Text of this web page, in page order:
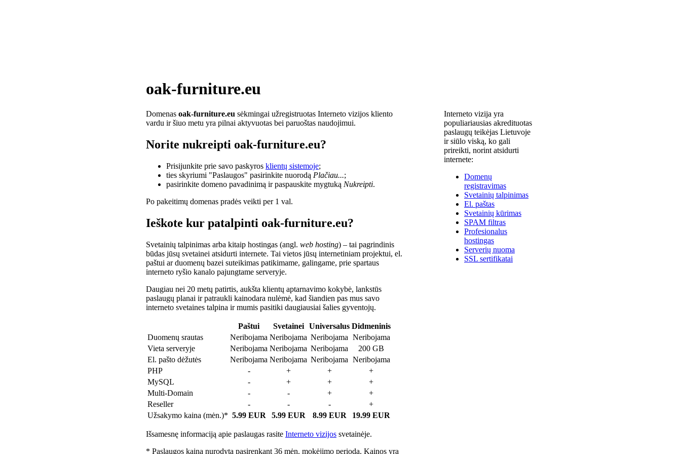
oak-furniture.eu
Domenas oak-furniture.eu sėkmingai užregistruotas Interneto vizijos kliento
vardu ir šiuo metu yra pilnai aktyvuotas bei paruoštas naudojimui.
Norite nukreipti oak-furniture.eu?
Prisijunkite prie savo paskyros klientų sistemoje;
ties skyriumi "Paslaugos" pasirinkite nuorodą Plačiau...;
pasirinkite domeno pavadinimą ir paspauskite mygtuką Nukreipti.
Po pakeitimų domenas pradės veikti per 1 val.
Ieškote kur patalpinti oak-furniture.eu?
Svetainių talpinimas arba kitaip hostingas (angl. web hosting) – tai pagrindinis
būdas jūsų svetainei atsidurti internete. Tai vietos jūsų internetiniam projektui, el.
paštui ar duomenų bazei suteikimas patikimame, galingame, prie spartaus
interneto ryšio kanalo pajungtame serveryje.
Daugiau nei 20 metų patirtis, aukšta klientų aptarnavimo kokybė, lankstūs
paslaugų planai ir patraukli kainodara nulėmė, kad šiandien pas mus savo
interneto svetaines talpina ir mumis pasitiki daugiausiai šalies gyventojų.
Paštui Svetainei Universalus Didmeninis
Duomenų srautas
Neribojama Neribojama Neribojama Neribojama
Vieta serveryje
Neribojama Neribojama Neribojama
200 GB
El. pašto dėžutės
Neribojama Neribojama Neribojama Neribojama
PHP
- + +
+
MySQL
- + +
+
Multi-Domain
- - +
+
Reseller
- - -
+
Užsakymo kaina (mėn.)* 5.99 EUR 5.99 EUR 8.99 EUR 19.99 EUR
Išsamesnę informaciją apie paslaugas rasite Interneto vizijos svetainėje.
* Paslaugos kaina nurodyta pasirenkant 36 mėn. mokėjimo periodą. Kainos yra
Interneto vizija yra
populiariausias akredituotas
paslaugų teikėjas Lietuvoje
ir siūlo viską, ko gali
prireikti, norint atsidurti
internete:
Domenų
registravimas
Svetainių talpinimas
El. paštas
Svetainių kūrimas
SPAM filtras
Profesionalus
hostingas
Serverių nuoma
SSL sertifikatai